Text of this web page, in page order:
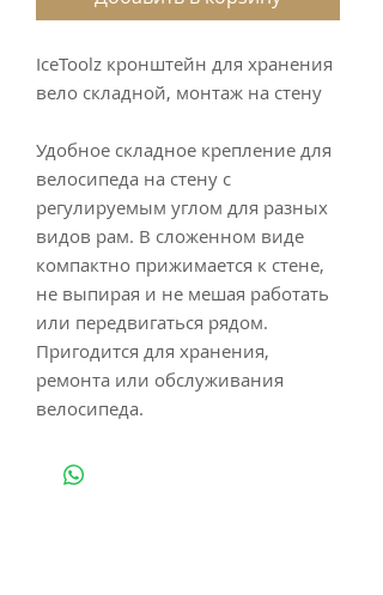
IceToolz кронштейн для хранения
вело складной, монтаж на стену
Удобное складное крепление для
велосипеда на стену с
регулируемым углом для разных
видов рам. В сложенном виде
компактно прижимается к стене,
не выпирая и не мешая работать
или передвигаться рядом.
Пригодится для хранения,
ремонта или обслуживания
велосипеда.